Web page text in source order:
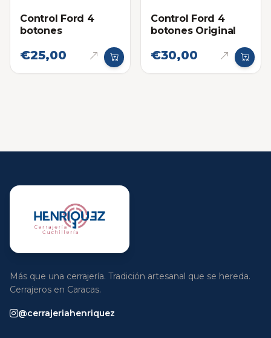
Control Ford 4
botones
€25,00
Control Ford 4
botones Original
€30,00
Más que una cerrajería. Tradición artesanal que se hereda.
Cerrajeros en Caracas.
@cerrajeriahenriquez